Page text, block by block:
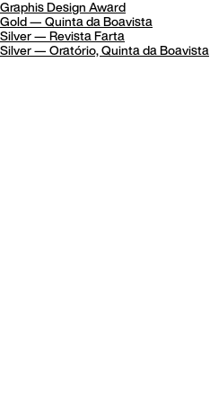
Graphis Design Award
Gold — Quinta da Boavista
Silver — Revista Farta
Silver — Oratório, Quinta da Boavista